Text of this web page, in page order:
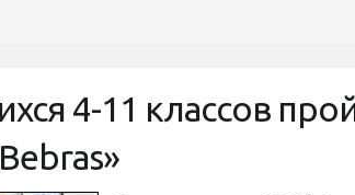
4-11 классов